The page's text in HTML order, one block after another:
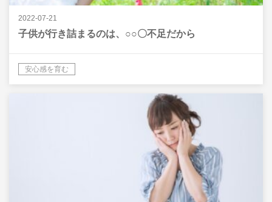
2022-07-21
子供が行き詰まるのは、○○〇不足だから
安心感を育む